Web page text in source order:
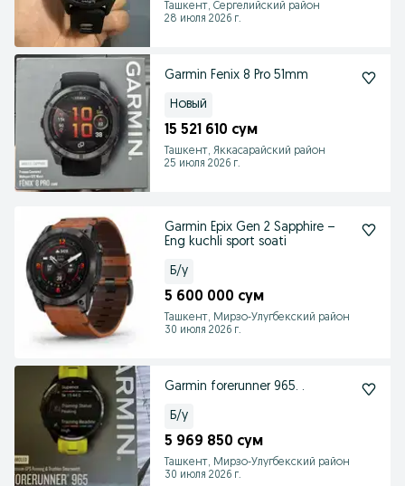
Ташкент, Сергелийский район
28 июля 2026 г.
Garmin Fenix 8 Pro 51mm
Новый
15 521 610 сум
Ташкент, Яккасарайский район
25 июля 2026 г.
Garmin Epix Gen 2 Sapphire –
Eng kuchli sport soati
Б/у
5 600 000 сум
Ташкент, Мирзо-Улугбекский район
30 июля 2026 г.
Garmin forerunner 965. .
Б/у
5 969 850 сум
Ташкент, Мирзо-Улугбекский район
30 июля 2026 г.